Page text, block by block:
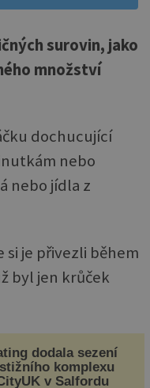
surovin, jako
množství
dochucující
nebo
nebo jídla z
si je přivezli během
byl jen krůček
dodala sezení
komplexu
v Salfordu